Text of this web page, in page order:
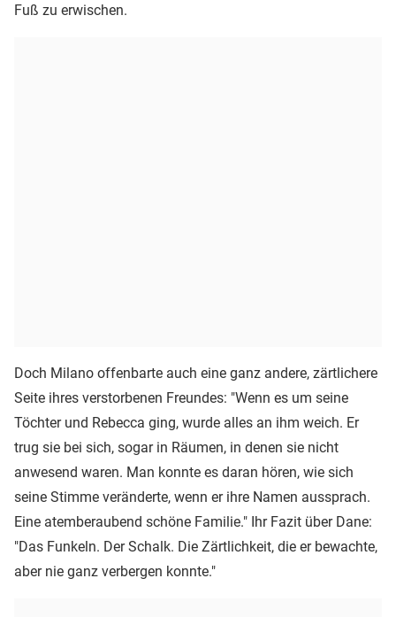
Fuß zu erwischen.
Doch Milano offenbarte auch eine ganz andere, zärtlichere
Seite ihres verstorbenen Freundes: "Wenn es um seine
Töchter und Rebecca ging, wurde alles an ihm weich. Er
trug sie bei sich, sogar in Räumen, in denen sie nicht
anwesend waren. Man konnte es daran hören, wie sich
seine Stimme veränderte, wenn er ihre Namen aussprach.
Eine atemberaubend schöne Familie." Ihr Fazit über Dane:
"Das Funkeln. Der Schalk. Die Zärtlichkeit, die er bewachte,
aber nie ganz verbergen konnte."